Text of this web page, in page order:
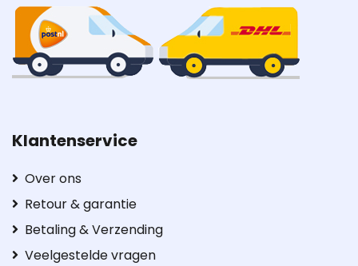
Klantenservice
Over ons
Retour & garantie
Betaling & Verzending
Veelgestelde vragen